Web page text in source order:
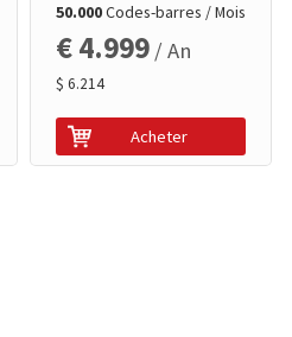
50.000Codes-barres / Mois
€ 4.999 / An
$ 6.214
Acheter